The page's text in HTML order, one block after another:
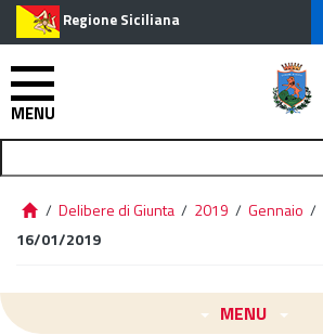
Regione Siciliana
MENU
/ Delibere di Giunta / 2019 / Gennaio /
16/01/2019
MENU